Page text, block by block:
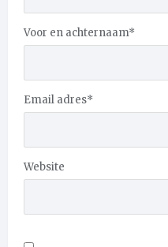
Voor en achternaam*
Email adres*
Website